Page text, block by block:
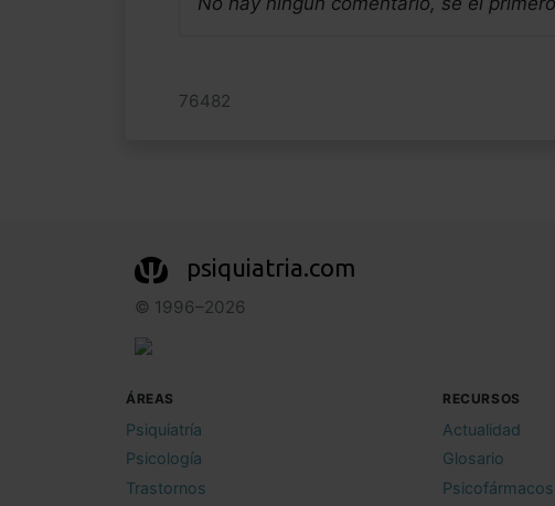
76482
psiquiatria.com
© 1996–2026
ÁREAS
Psiquiatría
Psicología
Trastornos
RECURSOS
Actualidad
Glosario
Psicofármacos